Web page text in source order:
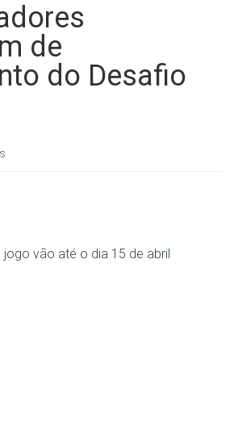
de
do Desafio
vão até o dia 15 de abril